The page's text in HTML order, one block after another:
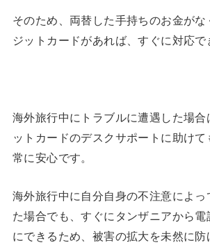
そのため、両替した手持ちのお金がな
ジットカードがあれば、すぐに対応で
海外旅行中にトラブルに遭遇した場合
ットカードのデスクサポートに助け
常に安心です。
海外旅行中に自分自身の不注意によっ
た場合でも、すぐにタンザニアから電
にできるため、被害の拡大を未然に防